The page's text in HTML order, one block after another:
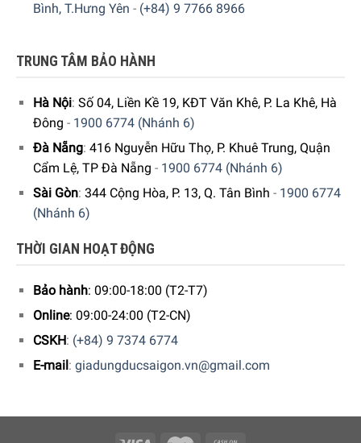
400 ml “đang được bày bán tạihệ thống showroom cửa
hàng của Gia dụng Đức Sài Gòn
gọi điện trực tiếp vào Hotline:
1900 6774 hoặc
039 222
6774để nhận được những tư vấn chi tiết và đặt mua sản
tổng đài của Gia Dụng Đức Sài Gòn sẽ gọi lại để xác nhận
đơn hàng với quý khách.
GIA DỤNG ĐỨC SÀI GÒN CAM KẾT:
Giao hàng nhanh chóng toàn quốc.
Bảo hành bằng thẻ bảo hành chính hãng từ công ty.
Hàng đúng nguồn gốc, chính hãng, nhập khẩu Đức &
EU.
Bình, T.Hưng Yên - (+84) 9 7766 8966
TRUNG TÂM BẢO HÀNH
Hà Nội: Số 04, Liền Kề 19, KĐT Văn Khê, P. La Khê, Hà
Đông - 1900 6774 (Nhánh 6)
Đà Nẵng: 416 Nguyễn Hữu Thọ, P. Khuê Trung, Quận
Cẩm Lệ, TP Đà Nẵng - 1900 6774 (Nhánh 6)
Sài Gòn: 344 Cộng Hòa, P. 13, Q. Tân Bình - 1900 6774
(Nhánh 6)
THỜI GIAN HOẠT ĐỘNG
Bảo hành: 09:00-18:00 (T2-T7)
Online: 09:00-24:00 (T2-CN)
CSKH: (+84) 9 7374 6774
E-mail : giadungducsaigon.vn@gmail.com